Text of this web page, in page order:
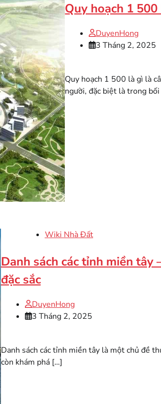
Quy hoạch 1
DuyenHong
3 Tháng 2, 2025
Quy hoạch 1 500 là gì là
người, đặc biệt là trong
Wiki Nhà Đất
Danh sách các tỉnh miền tây
đặc sắc
DuyenHong
3 Tháng 2, 2025
Danh sách các tỉnh miền tây là một chủ đề
còn khám phá […]